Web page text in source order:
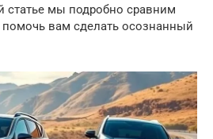
статье мы подробно сравним
помочь вам сделать осознанный